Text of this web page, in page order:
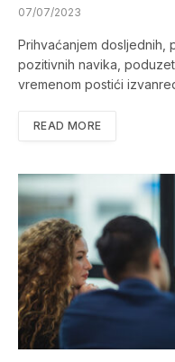
07/07/2023
Prihvaćanjem dosljednih,
pozitivnih navika,
vremenom postići
READ MORE